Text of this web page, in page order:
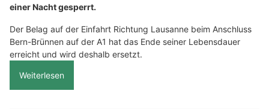
einer Nacht gesperrt.
Der Belag auf der Einfahrt Richtung Lausanne beim Anschluss
Bern-Brünnen auf der A1 hat das Ende seiner Lebensdauer
erreicht und wird deshalb ersetzt.
Weiterlesen